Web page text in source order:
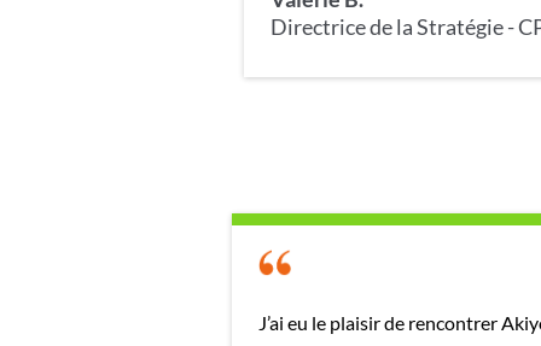
Directrice de la Stratégie -
J’ai eu le plaisir de rencontrer